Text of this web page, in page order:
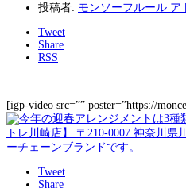
投稿者: モンソーフルール ア
Tweet
Share
RSS
[igp-video src=”” poster=”https://
Tweet
Share